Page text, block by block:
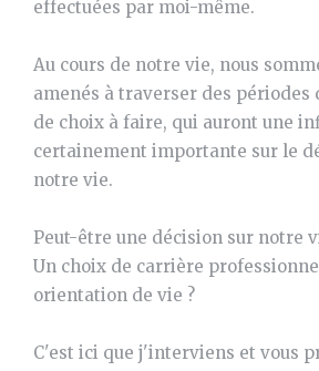
effectuées par moi-même.
Au cours de notre vie, nous
amenés à traverser des
de choix à faire, qui auront une
certainement importante sur le
notre vie.
Peut-être une décision sur notre
Un choix de carrière
orientation de vie ?
C'est ici que j'interviens et vous